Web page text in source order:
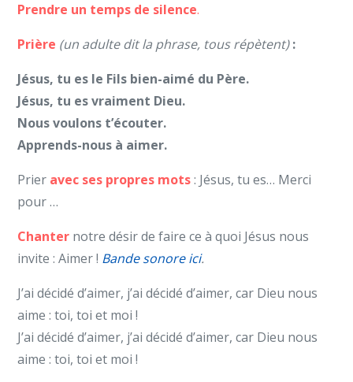
Prendre un temps de silence.
Prière (un adulte dit la phrase, tous répètent):
Jésus, tu es le Fils bien-aimé du Père.
Jésus, tu es vraiment Dieu.
Nous voulons t’écouter.
Apprends-nous à aimer.
Prier avec ses propres mots: Jésus, tu es… Merci
pour …
Chanter notre désir de faire ce à quoi Jésus nous
invite : Aimer ! Bande sonore ici.
J’ai décidé d’aimer, j’ai décidé d’aimer, car Dieu nous
aime : toi, toi et moi !
J’ai décidé d’aimer, j’ai décidé d’aimer, car Dieu nous
aime : toi, toi et moi !